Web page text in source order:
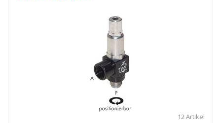
12 Artikel